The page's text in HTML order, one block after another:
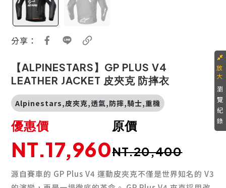
分享：
【ALPINESTARS】GP PLUS V4
LEATHER JACKET 皮夾克 防摔衣
Alpinestars,皮夾克,透氣,防摔,騎士,重機
原價
NT.20,400
優惠價
NT.17,960
源自賽車的 GP Plus V4 運動皮夾克不僅是世界知名的 V3
瀏
覽
紀
錄